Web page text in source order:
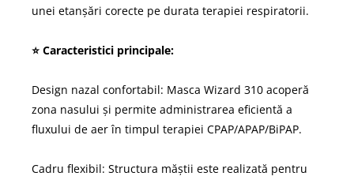
unei etanșări corecte pe durata terapiei respiratorii.
⭐ Caracteristici principale:
Design nazal confortabil: Masca Wizard 310 acoperă
zona nasului și permite administrarea eficientă a
fluxului de aer în timpul terapiei CPAP/APAP/BiPAP.
Cadru flexibil: Structura măștii este realizată pentru